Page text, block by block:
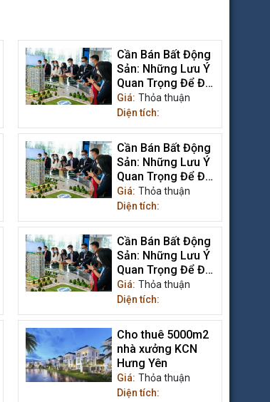
Cần Bán Bất Động
Sản: Những Lưu Ý
Quan Trọng Để Đạt
Được Giá Trị Tối Ưu
Giá: Thỏa thuận
Diện tích:
Cần Bán Bất Động
Sản: Những Lưu Ý
Quan Trọng Để Đạt
Được Giá Trị Tối Ưu
Giá: Thỏa thuận
Diện tích:
Cần Bán Bất Động
Sản: Những Lưu Ý
Quan Trọng Để Đạt
Được Giá Trị Tối Ưu
Giá: Thỏa thuận
Diện tích:
Cho thuê 5000m2
nhà xưởng KCN
Hưng Yên
Giá: Thỏa thuận
Diện tích: